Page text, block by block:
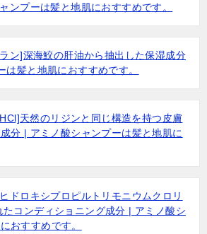
ンプーは髪と地肌におすすめです。
ン]深海鮫の肝油から抽出した保湿成分
は髪と地肌におすすめです。
天然のリジンと同じ構造を持つ皮膚
分 | アミノ酸シャンプーは髪と地肌に
ドロキシプロピルトリモニウムクロリ
たコンディショニング成分 | アミノ酸シ
おすすめです。